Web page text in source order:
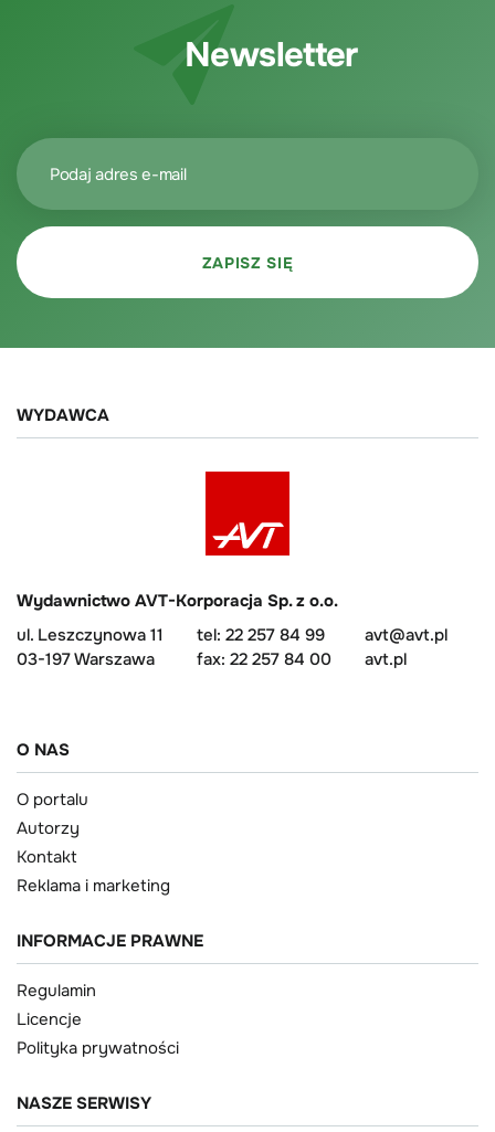
Newsletter
WYDAWCA
Wydawnictwo AVT-Korporacja Sp. z o.o.
ul. Leszczynowa 11
03-197 Warszawa
tel: 22 257 84 99
fax: 22 257 84 00
avt@avt.pl
avt.pl
O NAS
O portalu
Autorzy
Kontakt
Reklama i marketing
INFORMACJE PRAWNE
Regulamin
Licencje
Polityka prywatności
NASZE SERWISY